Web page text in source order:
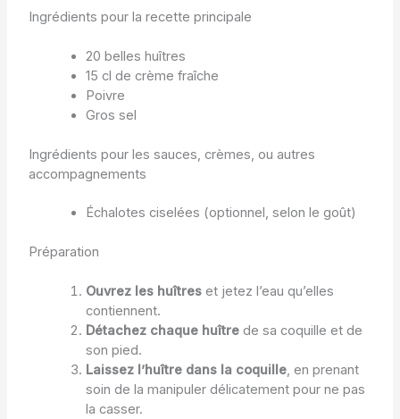
Ingrédients pour la recette principale
20 belles huîtres
15 cl de crème fraîche
Poivre
Gros sel
Ingrédients pour les sauces, crèmes, ou autres
accompagnements
Échalotes ciselées (optionnel, selon le goût)
Préparation
Ouvrez les huîtreset jetez l’eau qu’elles
contiennent.
Détachez chaque huîtrede sa coquille et de
son pied.
Laissez l’huître dans la coquille, en prenant
soin de la manipuler délicatement pour ne pas
la casser.